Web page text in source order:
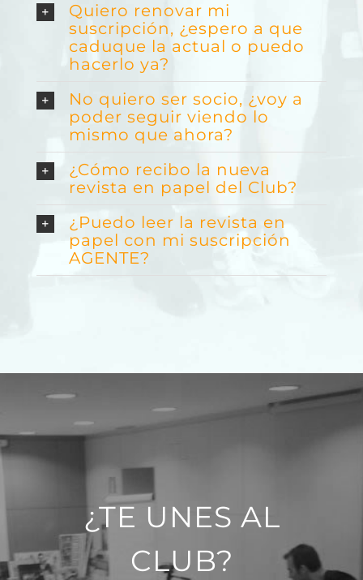
Quiero renovar mi
suscripción, ¿espero a que
caduque la actual o puedo
hacerlo ya?
No quiero ser socio, ¿voy a
poder seguir viendo lo
mismo que ahora?
¿Cómo recibo la nueva
revista en papel del Club?
¿Puedo leer la revista en
papel con mi suscripción
AGENTE?
¿TE UNES AL
CLUB?